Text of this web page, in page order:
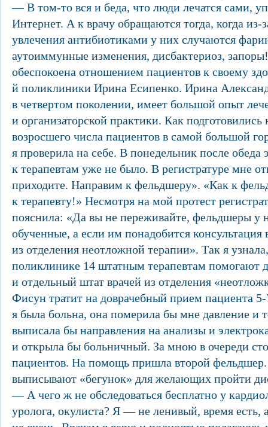
— В том-то вся и беда, что люди лечатся сами,
Интернет. А к врачу обращаются тогда, когда из-
увлечения антибиотиками у них случаются
аутоиммунные изменения, дисбактериоз,
обеспокоена отношением пациентов к своему
й поликлиники Ирина Есипенко. Ирина
в четвертом поколении, имеет большой опыт
и организаторской практики. Как
возросшего числа пациентов в самой большой
я проверила на себе. В понедельник после обеда
к терапевтам уже не было. В регистратуре мне
приходите. Направим к фельдшеру». «Как к
к терапевту!» Несмотря на мой протест
пояснила: «Да вы не переживайте, фельдшеры у
обученные, а если им понадобится консультация
из отделения неотложной терапии». Так я
поликлинике 14 штатным терапевтам помогают
и отдельный штат врачей из отделения
Фисун тратит на доврачебный прием пациента
я была больна, она померила бы мне давление и
выписала бы направления на анализы и
и открыла бы больничный. За мною в очереди
пациентов. На помощь пришла второй
выписывают «бегунок» для желающих пройти
— А чего ж не обследоваться бесплатно у
уролога, окулиста? Я — не ленивый, время есть,